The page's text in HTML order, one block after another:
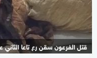
قتل الفرعون سقن رع تاعا